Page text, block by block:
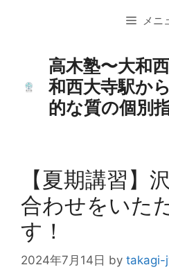
メニ
高木塾〜大和
和西大寺駅か
的な質の個別
【夏期講習】
合わせをいた
す！
2024年7月14日 by takagi-